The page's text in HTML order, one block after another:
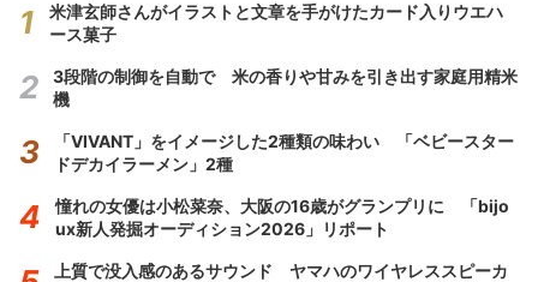
米津玄師さんがイラストと文章を手がけたカード入りウエハ
ース菓子
3段階の制御を自動で 米の香りや甘みを引き出す家庭用精米
機
「VIVANT」をイメージした2種類の味わい 「ベビースター
ドデカイラーメン」2種
憧れの女優は小松菜奈、大阪の16歳がグランプリに 「bijo
ux新人発掘オーディション2026」リポート
上質で没入感のあるサウンド ヤマハのワイヤレススピーカ